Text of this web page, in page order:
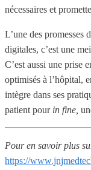
nécessaires et
L’une des promesses
digitales, c’est une
C’est aussi une prise
optimisés à l’hôpital,
intègre dans ses
patient pour in fine,
Pour en savoir plus
https://